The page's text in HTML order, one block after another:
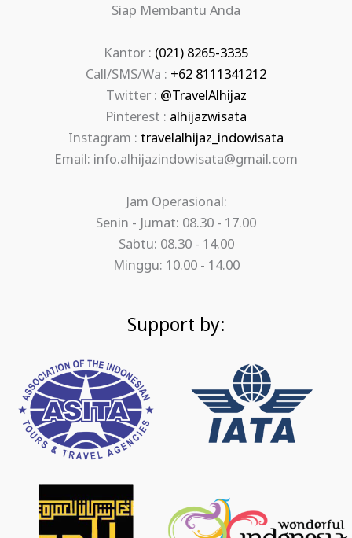
Siap Membantu Anda
Kantor : (021) 8265-3335
Call/SMS/Wa : +62 8111341212
Twitter : @TravelAlhijaz
Pinterest : alhijazwisata
Instagram : travelalhijaz_indowisata
Email: info.alhijazindowisata@gmail.com
Jam Operasional:
Senin - Jumat: 08.30 - 17.00
Sabtu: 08.30 - 14.00
Minggu: 10.00 - 14.00
Support by: